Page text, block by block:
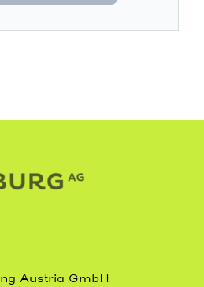
Austria GmbH